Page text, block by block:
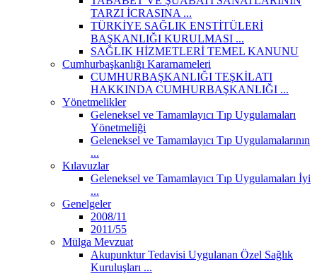
TARZI İCRASINA ...
TÜRKİYE SAĞLIK ENSTİTÜLERİ
BAŞKANLIĞI KURULMASI ...
SAĞLIK HİZMETLERİ TEMEL KANUNU
Cumhurbaşkanlığı Kararnameleri
CUMHURBAŞKANLIĞI TEŞKİLATI
HAKKINDA CUMHURBAŞKANLIĞI ...
Yönetmelikler
Geleneksel ve Tamamlayıcı Tıp Uygulamaları
Yönetmeliği
Geleneksel ve Tamamlayıcı Tıp Uygulamalarının
...
Kılavuzlar
Geleneksel ve Tamamlayıcı Tıp Uygulamaları İyi
...
Genelgeler
2008/11
2011/55
Mülga Mevzuat
Akupunktur Tedavisi Uygulanan Özel Sağlık
Kuruluşları ...